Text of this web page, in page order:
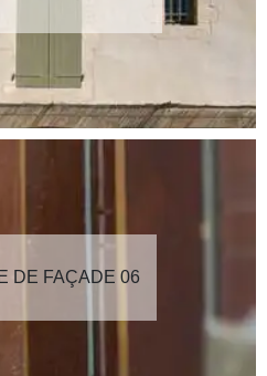
DE FAÇADE 06